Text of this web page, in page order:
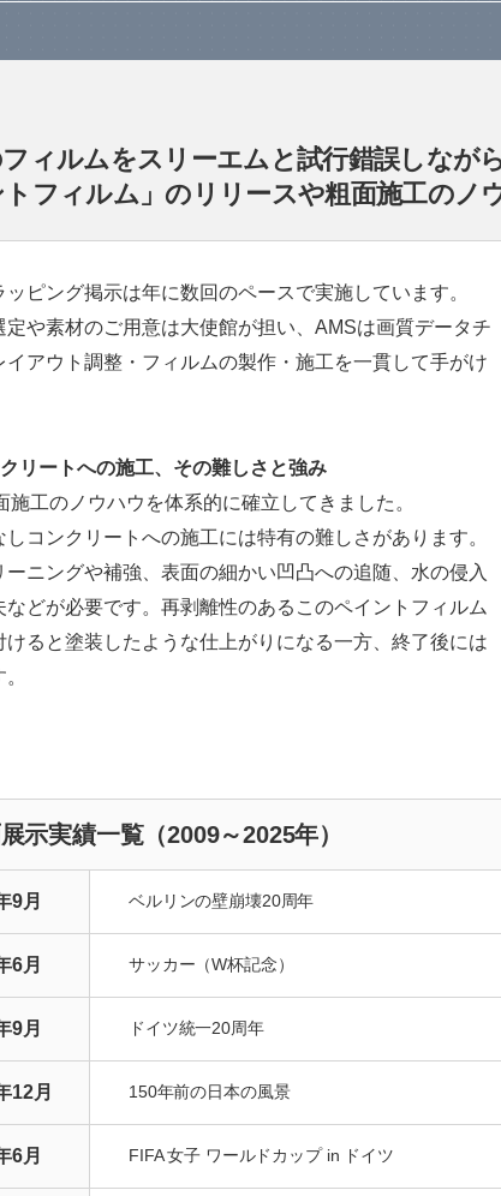
ィルムをスリーエムと試行錯誤しながら
トフィルム」のリリースや粗面施工のノ
ッピング掲示は年に数回のペースで実施しています。
定や素材のご用意は大使館が担い、AMSは画質データチ
イアウト調整・フィルムの製作・施工を一貫して手がけ
リートへの施工、その難しさと強み
施工のノウハウを体系的に確立してきました。
しコンクリートへの施工には特有の難しさがあります。
ーニングや補強、表面の細かい凹凸への追随、水の侵入
などが必要です。再剥離性のあるこのペイントフィルム
けると塗装したような仕上がりになる一方、終了後には
示実績一覧（2009～2025年）
9月 ベルリンの壁崩壊20周年
6月 サッカー（W杯記念）
9月 ドイツ統一20周年
12月 150年前の日本の風景
6月 FIFA 女子 ワールドカップ in ドイツ